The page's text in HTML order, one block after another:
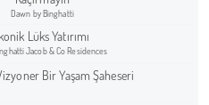
Dawn by Binghatti
Lüks Yatırımı
Jacob & Co Residences
Bir Yaşam Şaheseri